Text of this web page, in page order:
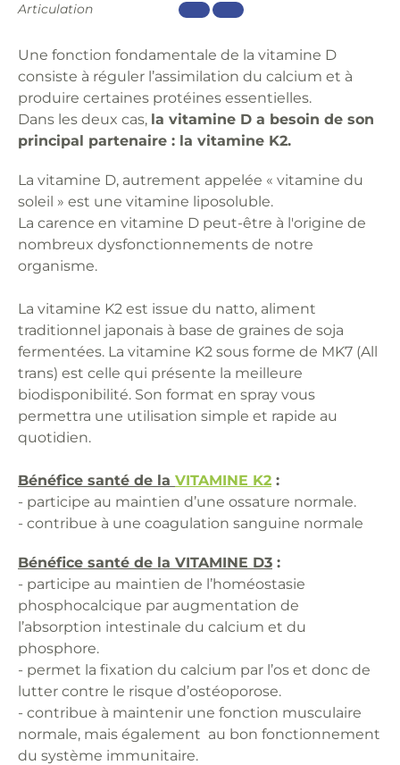
Articulation
Une fonction fondamentale de la vitamine D
consiste à réguler l’assimilation du calcium et à
produire certaines protéines essentielles.
Dans les deux cas, la vitamine D a besoin de son
principal partenaire : la vitamine K2.
La vitamine D, autrement appelée « vitamine du
soleil » est une vitamine liposoluble.
La carence en vitamine D peut-être à l'origine de
nombreux dysfonctionnements de notre
organisme.
La vitamine K2 est issue du natto, aliment
traditionnel japonais à base de graines de soja
fermentées. La vitamine K2 sous forme de MK7 (All
trans) est celle qui présente la meilleure
biodisponibilité. Son format en spray vous
permettra une utilisation simple et rapide au
quotidien.
Bénéfice santé de la VITAMINE K2 :
- participe au maintien d’une ossature normale.
- contribue à une coagulation sanguine normale
Bénéfice santé de la VITAMINE D3 :
- participe au maintien de l’homéostasie
phosphocalcique par augmentation de
l’absorption intestinale du calcium et du
phosphore.
- permet la fixation du calcium par l’os et donc de
lutter contre le risque d’ostéoporose.
- contribue à maintenir une fonction musculaire
normale, mais également au bon fonctionnement
du système immunitaire.